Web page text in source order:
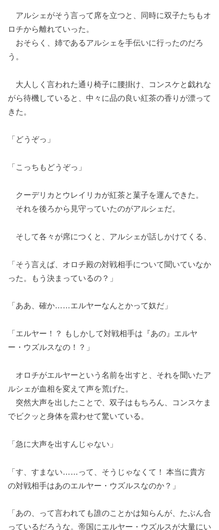
アルシェがそう言って席を立つと、同時に双子たちもオ
ロチから離れていった。
おそらく、姉であるアルシェを手伝いに行ったのだろ
う。
大人しく言われた通り椅子に腰掛け、コンスケと戯れな
がら待機していると、中々に品の良い紅茶の香りが漂って
きた。
「どうぞっ」
「こっちもどうぞっ」
クーデリカとウレイリカが紅茶と菓子を運んできた。
それを後ろから見守っていたのがアルシェだ。
そして各々が席につくと、アルシェが話しかけてくる、
「そう言えば、オロチ殿の対戦相手について聞いていなか
った。もう決まっているの？」
「ああ、確か……エルヤーなんとかって奴だ」
「エルヤー！？ もしかして対戦相手は『あの』エルヤ
ー・ウズルスなの！？」
オロチがエルヤーという名前を出すと、それを聞いたア
ルシェが血相を変えて声を荒げた。
突然大声を出したことで、双子はもちろん、コンスケま
でビクッと身体を震わせて驚いている。
「急に大声を出すんじゃない」
「す、すまない……って、そうじゃなくて！ 本当に貴方
の対戦相手はあのエルヤー・ウズルスなのか？」
「あの、って言われても誰のことかは知らんが、たぶん合
っているだろうな。帝国にエルヤー・ウズルスが大量にい